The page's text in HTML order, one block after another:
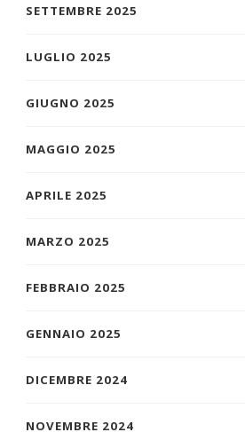
SETTEMBRE 2025
LUGLIO 2025
GIUGNO 2025
MAGGIO 2025
APRILE 2025
MARZO 2025
FEBBRAIO 2025
GENNAIO 2025
DICEMBRE 2024
NOVEMBRE 2024